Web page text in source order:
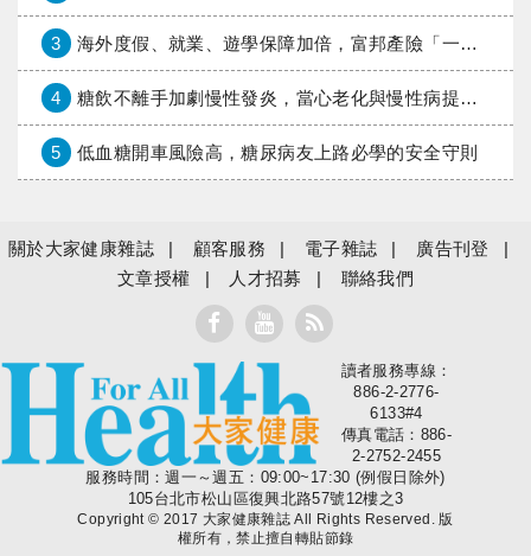
3 海外度假、就業、遊學保障加倍，富邦產險「一期逐夢」專案加碼遠距醫療與緊急救援
4 糖飲不離手加劇慢性發炎，當心老化與慢性病提早報到
5 低血糖開車風險高，糖尿病友上路必學的安全守則
關於大家健康雜誌 顧客服務 電子雜誌
廣告刊登
文章授權
人才招募 聯絡我們
大家健康
讀者服務專線：
886-2-2776-
6133#4
傳真電話：886-
2-2752-2455
服務時間：週一～週五：09:00~17:30 (例假日除外)
105台北市松山區復興北路57號12樓之3
Copyright © 2017 大家健康雜誌 All Rights Reserved. 版
權所有，禁止擅自轉貼節錄